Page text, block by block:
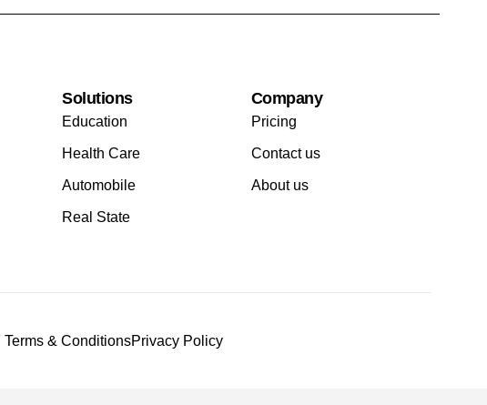
Solutions
Education
Health Care
Automobile
Real State
Company
Pricing
Contact us
About us
Terms & ConditionsPrivacy Policy